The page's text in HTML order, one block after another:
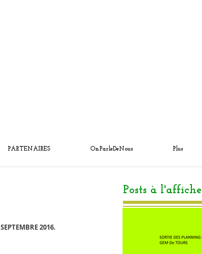
PARTENAIRES OnParleDeNous Plus
SEPTEMBRE 2016.
Posts à l'affiche